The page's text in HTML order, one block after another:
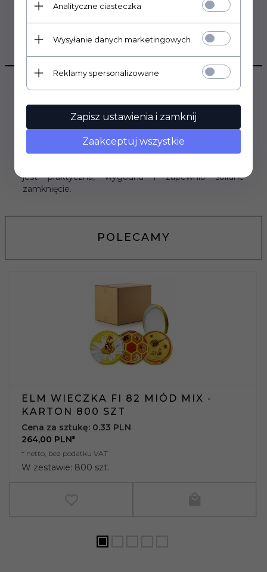
Zakrętka gwintowana 28/18 mm – kolor złoty
Złota zakrętka gwintowana 28/18 mm to eleganckie
zamknięcie, które podkreśla estetykę gotowego
produktu. Doskonale komponuje się z butelkami
przeznaczonymi na wyroby premium.
Produkt nadaje się do zamykania butelek z sokami,
jest praktyczna, wygodna i zapewnia solidne
zamknięcie.
POLECAMY
ELM WIECZKA FI 82 MIÓD MIX -
KARTON 800 SZT
264,00 PLN*
* netto, bez podatku VAT
W zestawie: 800 szt.
Cena za sztukę: 0.33 PLN
Analityczne ciasteczka
Wysyłanie danych marketingowych
Reklamy spersonalizowane
Zapisz ustawienia i zamknij
Zaakceptuj wszystkie